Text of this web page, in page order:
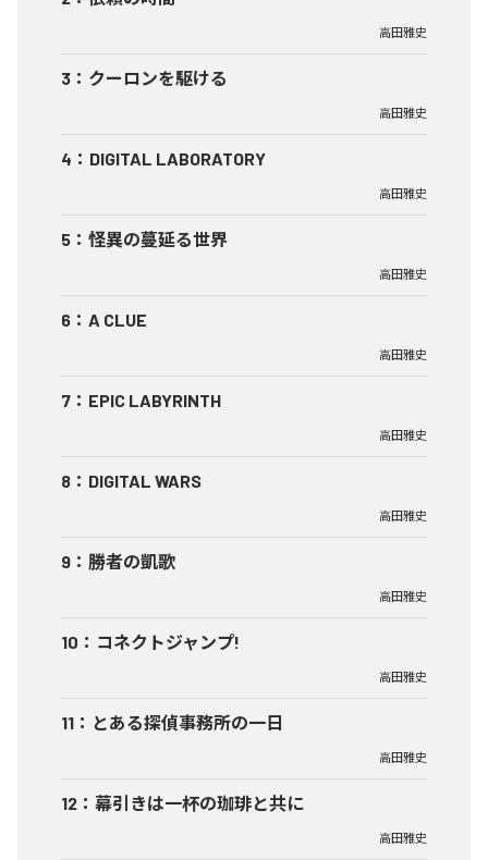
高田雅史
3 ： クーロンを駆ける
高田雅史
4 ： DIGITAL LABORATORY
高田雅史
5 ： 怪異の蔓延る世界
高田雅史
6 ： A CLUE
高田雅史
7 ： EPIC LABYRINTH
高田雅史
8 ： DIGITAL WARS
高田雅史
9 ： 勝者の凱歌
高田雅史
10 ： コネクトジャンプ!
高田雅史
11 ： とある探偵事務所の一日
高田雅史
12 ： 幕引きは一杯の珈琲と共に
高田雅史